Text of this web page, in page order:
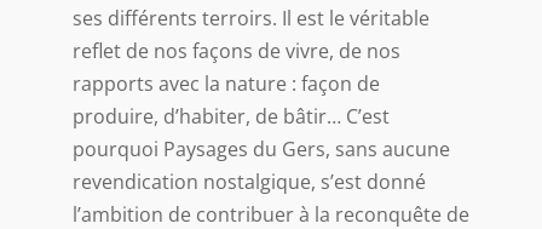
ses différents terroirs. Il est le véritable
reflet de nos façons de vivre, de nos
rapports avec la nature : façon de
produire, d’habiter, de bâtir… C’est
pourquoi Paysages du Gers, sans aucune
revendication nostalgique, s’est donné
l’ambition de contribuer à la reconquête de